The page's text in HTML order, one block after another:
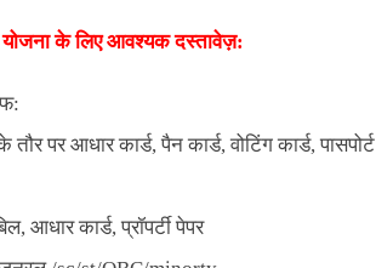
के लिए आवश्यक दस्तावेज़:
पर आधार कार्ड, पैन कार्ड, वोटिंग कार्ड, पासपोर्ट
आधार कार्ड, प्रॉपर्टी पेपर